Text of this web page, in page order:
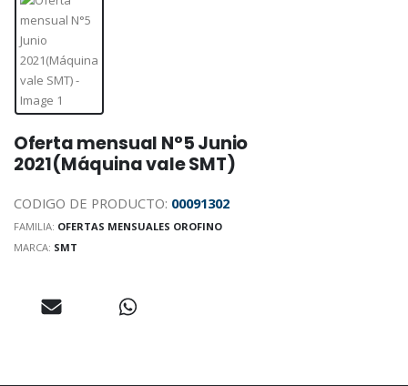
Oferta mensual N°5 Junio
2021(Máquina vale SMT)
CODIGO DE PRODUCTO: 00091302
FAMILIA: OFERTAS MENSUALES OROFINO
MARCA: SMT